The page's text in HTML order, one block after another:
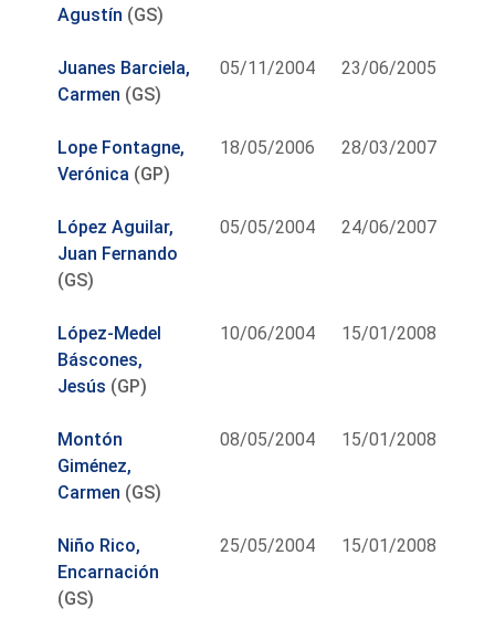
Agustín (GS)
Juanes Barciela,
Carmen (GS)
05/11/2004 23/06/2005
Lope Fontagne,
Verónica (GP)
18/05/2006 28/03/2007
López Aguilar,
Juan Fernando
(GS)
05/05/2004 24/06/2007
López-Medel
Báscones,
Jesús (GP)
10/06/2004 15/01/2008
Montón
Giménez,
Carmen (GS)
08/05/2004 15/01/2008
Niño Rico,
Encarnación
(GS)
25/05/2004 15/01/2008